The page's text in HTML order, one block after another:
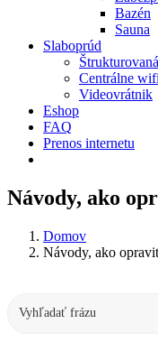
Bazén
Sauna
Slaboprúd
Centrálne wifi
Videovrátnik
Eshop
FAQ
Prenos internetu
Návody, ako
Domov
Návody, ako